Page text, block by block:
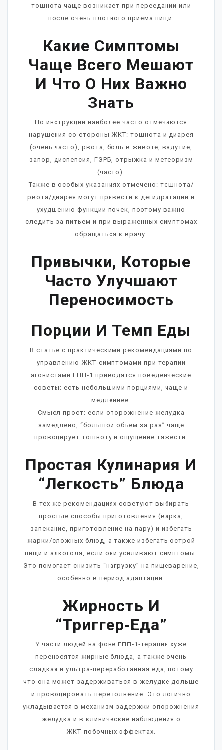
тошнота чаще возникает при переедании или
после очень плотного приема пищи.
Какие Симптомы
Чаще Всего Мешают
И Что О Них Важно
Знать
По инструкции наиболее часто отмечаются
нарушения со стороны ЖКТ: тошнота и диарея
(очень часто), рвота, боль в животе, вздутие,
запор, диспепсия, ГЭРБ, отрыжка и метеоризм
(часто).
Также в особых указаниях отмечено: тошнота/
рвота/диарея могут привести к дегидратации и
ухудшению функции почек, поэтому важно
следить за питьем и при выраженных симптомах
обращаться к врачу.
Привычки, Которые
Часто Улучшают
Переносимость
Порции И Темп Еды
В статье с практическими рекомендациями по
управлению ЖКТ‑симптомами при терапии
агонистами ГПП‑1 приводятся поведенческие
советы: есть небольшими порциями, чаще и
медленнее.
Смысл прост: если опорожнение желудка
замедлено, “большой объем за раз” чаще
провоцирует тошноту и ощущение тяжести.
Простая Кулинария И
“легкость” Блюда
В тех же рекомендациях советуют выбирать
простые способы приготовления (варка,
запекание, приготовление на пару) и избегать
жарки/сложных блюд, а также избегать острой
пищи и алкоголя, если они усиливают симптомы.
Это помогает снизить “нагрузку” на пищеварение,
особенно в период адаптации.
Жирность И
“триггер‑еда”
У части людей на фоне ГПП‑1‑терапии хуже
переносятся жирные блюда, а также очень
сладкая и ультра‑переработанная еда, потому
что она может задерживаться в желудке дольше
и провоцировать переполнение. Это логично
укладывается в механизм задержки опорожнения
желудка и в клинические наблюдения о
ЖКТ‑побочных эффектах.